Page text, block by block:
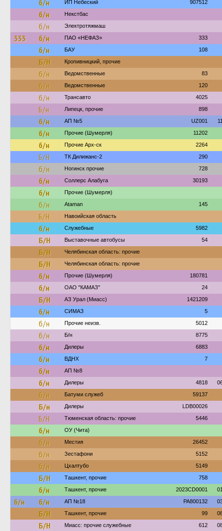
б/н ИП Небеский 907512
б/н Некстбас
б/н Электротяжмаш
333 б/н ПАО «НЕФАЗ» 333
б/н БАУ 108
Б/Н Кропивницкий, прочие
б/н Ведомственные 83
б/н Ведомственные 120
б/н Трансавто 4025
Б/н Липецк, прочие 898
б/н АП №5 UZ001
б/н Прочие (Шумерля) 11202
б/н Прочие Арх-ск 2264
Б/Н ТК Дилижанс-2 290
б/н Ногинск прочие 728
б/н Соллерс Алабуга 30193
б/н Прочие (Шумерля)
б/н Ataman 145
Б/Н Навоийская область
б/н Служебные 5982
Б/Н Выставочные автобусы 54
Б/Н Челябинская область: прочие
Б/Н Челябинская область: прочие
б/н Прочие (Шумерля) 180781
б/н ОАО "КАМАЗ" 24
Б/Н АЗ Урал (Миасс) 1421209
б/н СИМАЗ 5
б/н Прочие неизв. 5012
б/н Б/н 8775
б/н Дилеры 6883
б/н ВДНХ 7
б/н АП №8
б/н Дилеры 4818
б/н Батуми служеб 59137
Б/н Дилеры LDB00026
Б/Н Тюменская область: прочие 5446
б/н ОУ (Чита)
б/н Местия 26452
б/н Зестафони 5152
б/н Цхалтубо 5149
Б/Н Ташкент, прочие 758
б/н Ташкент, прочие 2023CD0001
б/н б/н АП №18 PA800132
Б/Н Ташкент, прочие 99
Б/Н Миасс: прочие служебные 612